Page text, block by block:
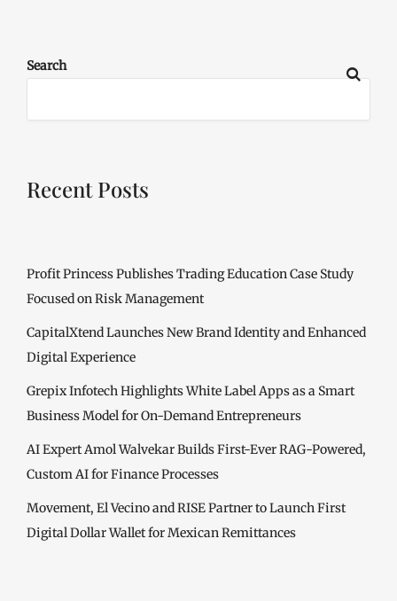
Search
Recent Posts
Profit Princess Publishes Trading Education Case Study
Focused on Risk Management
CapitalXtend Launches New Brand Identity and Enhanced
Digital Experience
Grepix Infotech Highlights White Label Apps as a Smart
Business Model for On-Demand Entrepreneurs
AI Expert Amol Walvekar Builds First-Ever RAG-Powered,
Custom AI for Finance Processes
Movement, El Vecino and RISE Partner to Launch First
Digital Dollar Wallet for Mexican Remittances